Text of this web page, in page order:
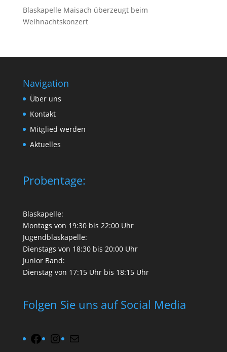
Blaskapelle Maisach überzeugt beim
Weihnachtskonzert
Navigation
Über uns
Kontakt
Mitglied werden
Aktuelles
Probentage:
Blaskapelle:
Montags von 19:30 bis 22:00 Uhr
Jugendblaskapelle:
Dienstags von 18:30 bis 20:00 Uhr
Junior Band:
Dienstag von 17:15 Uhr bis 18:15 Uhr
Folgen Sie uns auf Social Media
FacebookInstagram